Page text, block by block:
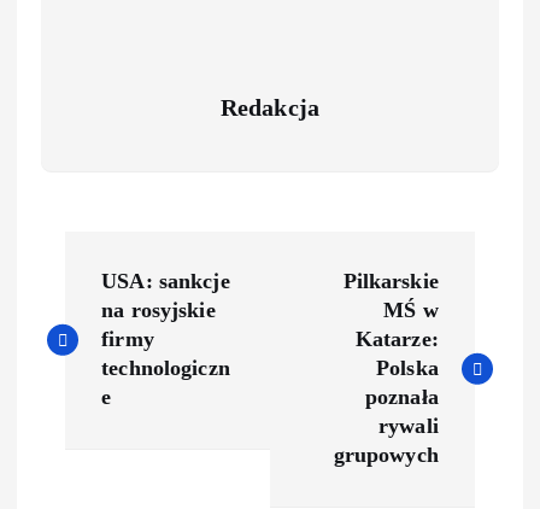
Redakcja
USA: sankcje
na rosyjskie
firmy
technologiczn
e
Pilkarskie
MŚ w
Katarze:
Polska
poznała
rywali
grupowych